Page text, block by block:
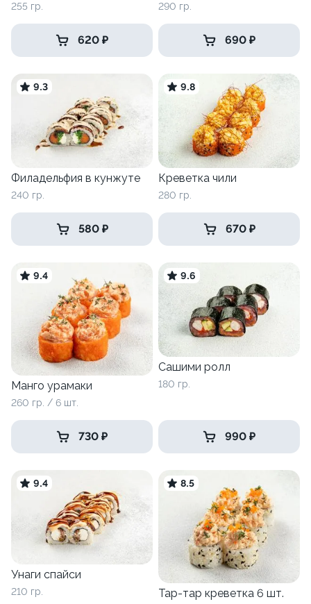
255 гр.
620 ₽
290 гр.
690 ₽
9.3
Филадельфия в кунжуте
240 гр.
580 ₽
9.8
Креветка чили
280 гр.
670 ₽
9.4
Манго урамаки
260 гр. / 6 шт.
730 ₽
9.6
Сашими ролл
180 гр.
990 ₽
9.4
Унаги спайси
210 гр.
8.5
Тар-тар креветка 6 шт.